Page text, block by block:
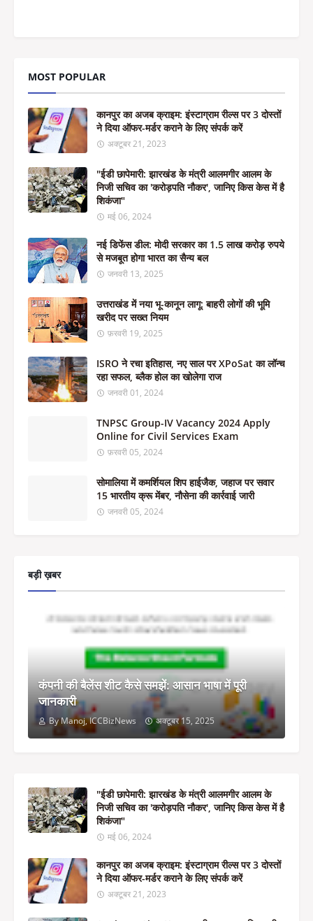
MOST POPULAR
कानपुर का अजब क्राइम: इंस्टाग्राम रील्स पर 3 दोस्तों
ने दिया ऑफर-मर्डर कराने के लिए संपर्क करें
अक्टूबर 21, 2023
"ईडी छापेमारी: झारखंड के मंत्री आलमगीर आलम के
निजी सचिव का 'करोड़पति नौकर', जानिए किस केस में है
शिकंजा"
मई 06, 2024
नई डिफेंस डील: मोदी सरकार का 1.5 लाख करोड़ रुपये
से मजबूत होगा भारत का सैन्य बल
जनवरी 13, 2025
उत्तराखंड में नया भू-कानून लागू: बाहरी लोगों की भूमि
खरीद पर सख्त नियम
फ़रवरी 19, 2025
ISRO ने रचा इतिहास, नए साल पर XPoSat का लॉन्च
रहा सफल, ब्लैक होल का खोलेगा राज
जनवरी 01, 2024
TNPSC Group-IV Vacancy 2024 Apply
Online for Civil Services Exam
फ़रवरी 05, 2024
सोमालिया में कमर्शियल शिप हाईजैक, जहाज पर सवार
15 भारतीय क्रू मेंबर, नौसेना की कार्रवाई जारी
जनवरी 05, 2024
बड़ी ख़बर
कंपनी की बैलेंस शीट कैसे समझें: आसान भाषा में पूरी
जानकारी
By Manoj, ICCBizNews अक्टूबर 15, 2025
"ईडी छापेमारी: झारखंड के मंत्री आलमगीर आलम के
निजी सचिव का 'करोड़पति नौकर', जानिए किस केस में है
शिकंजा"
मई 06, 2024
कानपुर का अजब क्राइम: इंस्टाग्राम रील्स पर 3 दोस्तों
ने दिया ऑफर-मर्डर कराने के लिए संपर्क करें
अक्टूबर 21, 2023